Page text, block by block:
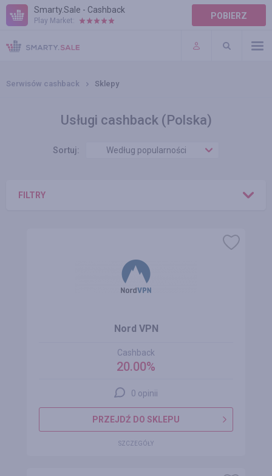
Smarty.Sale - Cashback
Play Market: POBIERZ
POMOC
WARUNKI
Serwisów cashback Sklepy
Usługi cashback (Polska)
Sortuj: Według popularności
FILTRY
Nord VPN
Cashback
20.00%
0 opinii
PRZEJDŹ DO SKLEPU
SZCZEGÓŁY